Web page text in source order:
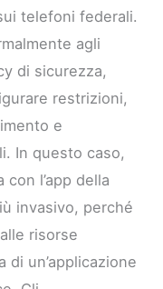
telefoni federali.
agli
di sicurezza,
restrizioni,
e
In questo caso,
l’app della
invasivo, perché
risorse
un’applicazione